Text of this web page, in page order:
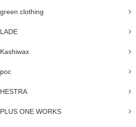
green clothing
LADE
Kashiwax
poc
HESTRA
PLUS ONE WORKS